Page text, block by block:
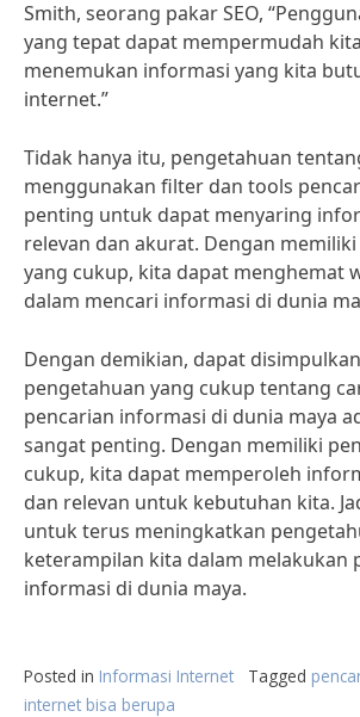
Smith, seorang pakar SEO,
yang tepat dapat mempermudah
menemukan informasi yang kita
internet.”
Tidak hanya itu, pengetahuan
menggunakan filter dan tools
penting untuk dapat menyaring
relevan dan akurat. Dengan
yang cukup, kita dapat menghemat
dalam mencari informasi di dunia
Dengan demikian, dapat
pengetahuan yang cukup tentang
pencarian informasi di dunia maya
sangat penting. Dengan memiliki
cukup, kita dapat memperoleh
dan relevan untuk kebutuhan kita.
untuk terus meningkatkan
keterampilan kita dalam melakukan
informasi di dunia maya.
Posted in Informasi Internet Tagged
internet bisa berupa